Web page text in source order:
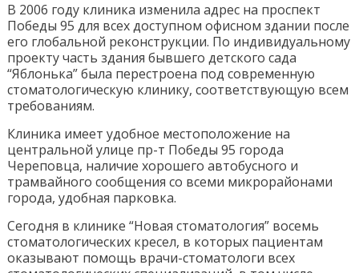
В 2006 году клиника изменила адрес на проспект
Победы 95 для всех доступном офисном здании после
его глобальной реконструкции. По индивидуальному
проекту часть здания бывшего детского сада
“Яблонька” была перестроена под современную
стоматологическую клинику, соответствующую всем
требованиям.
Клиника имеет удобное местоположение на
центральной улице пр-т Победы 95 города
Череповца, наличие хорошего автобусного и
трамвайного сообщения со всеми микрорайонами
города, удобная парковка.
Сегодня в клинике “Новая стоматология” восемь
стоматологических кресел, в которых пациентам
оказывают помощь врачи-стоматологи всех